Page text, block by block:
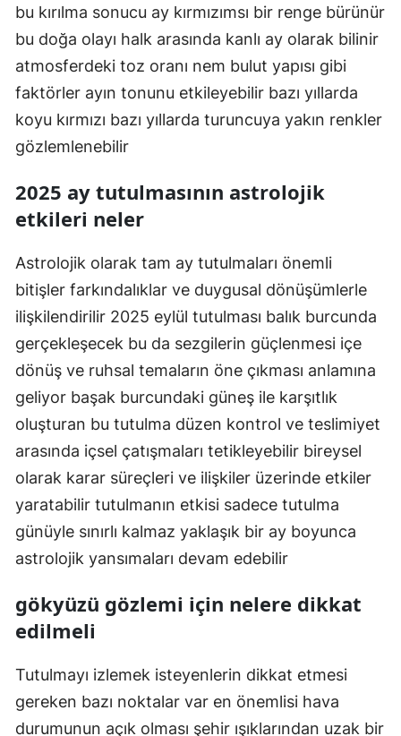
bu kırılma sonucu ay kırmızımsı bir renge bürünür
bu doğa olayı halk arasında kanlı ay olarak bilinir
atmosferdeki toz oranı nem bulut yapısı gibi
faktörler ayın tonunu etkileyebilir bazı yıllarda
koyu kırmızı bazı yıllarda turuncuya yakın renkler
gözlemlenebilir
2025 ay tutulmasının astrolojik
etkileri neler
Astrolojik olarak tam ay tutulmaları önemli
bitişler farkındalıklar ve duygusal dönüşümlerle
ilişkilendirilir 2025 eylül tutulması balık burcunda
gerçekleşecek bu da sezgilerin güçlenmesi içe
dönüş ve ruhsal temaların öne çıkması anlamına
geliyor başak burcundaki güneş ile karşıtlık
oluşturan bu tutulma düzen kontrol ve teslimiyet
arasında içsel çatışmaları tetikleyebilir bireysel
olarak karar süreçleri ve ilişkiler üzerinde etkiler
yaratabilir tutulmanın etkisi sadece tutulma
günüyle sınırlı kalmaz yaklaşık bir ay boyunca
astrolojik yansımaları devam edebilir
gökyüzü gözlemi için nelere dikkat
edilmeli
Tutulmayı izlemek isteyenlerin dikkat etmesi
gereken bazı noktalar var en önemlisi hava
durumunun açık olması şehir ışıklarından uzak bir